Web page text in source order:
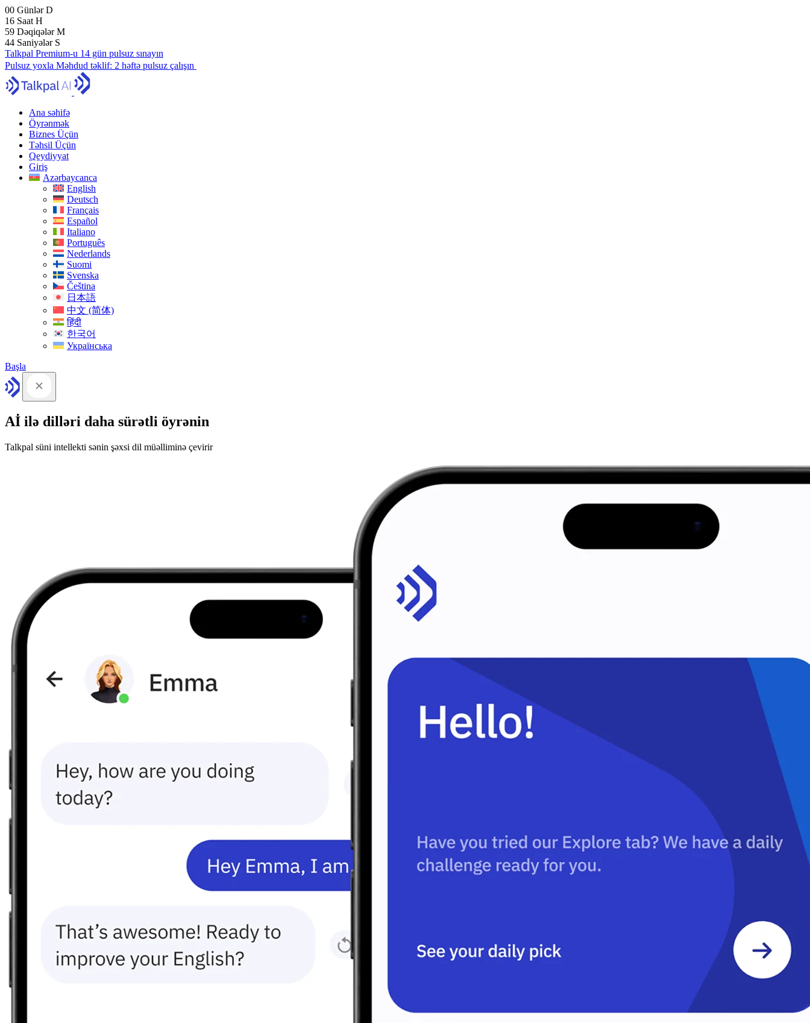
00 GünlərD
16 Saat H
59 DəqiqələrM
43 Saniyələr S
Talkpal Premium-u 14 gün pulsuz sınayın
Pulsuz yoxla Məhdud təklif: 2 həftə pulsuz çalışın
Ana səhifə
Öyrənmək
Biznes Üçün
Təhsil Üçün
Qeydiyyat
Giriş
Azərbaycanca
English
Deutsch
Français
Español
Italiano
Português
Nederlands
Suomi
Svenska
Čeština
日本語
中文 (简体)
हिंदी
한국어
Українська
Başla
Aİ ilə dilləri daha sürətli öyrənin
Talkpal süni intellekti sənin şəxsi dil müəlliminə çevirir